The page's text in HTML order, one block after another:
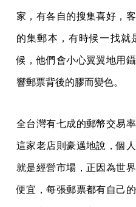
家，有各自的搜集喜好，
的集郵本，有時候一找就
候，他們會小心翼翼地用
響郵票背後的膠而變色。
全台灣有七成的郵幣交易
這家老店則豪邁地說，個
就是經營市場，正因為世
便宜，每張郵票都有自己